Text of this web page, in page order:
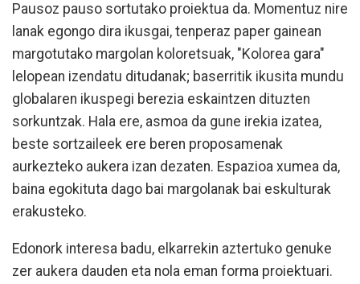
Pausoz pauso sortutako proiektua da. Momentuz nire
lanak egongo dira ikusgai, tenperaz paper gainean
margotutako margolan koloretsuak, "Kolorea gara"
lelopean izendatu ditudanak; baserritik ikusita mundu
globalaren ikuspegi berezia eskaintzen dituzten
sorkuntzak. Hala ere, asmoa da gune irekia izatea,
beste sortzaileek ere beren proposamenak
aurkezteko aukera izan dezaten. Espazioa xumea da,
baina egokituta dago bai margolanak bai eskulturak
erakusteko.
Edonork interesa badu, elkarrekin aztertuko genuke
zer aukera dauden eta nola eman forma proiektuari.